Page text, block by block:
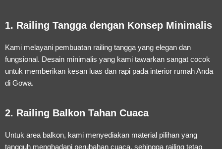
1. Railing Tangga dengan Konsep Minimalis
Kami melayani pembuatan railing tangga yang elegan dan
fungsional. Desain minimalis yang kami tawarkan sangat cocok
untuk memberikan kesan luas dan rapi pada interior rumah Anda
di Gowa.
2. Railing Balkon Tahan Cuaca
Untuk area balkon, kami menyediakan material pilihan yang
tangguh menghadapi perubahan cuaca, sehingga railing tetap